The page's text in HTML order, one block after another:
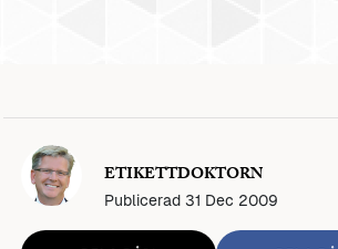
ETIKETTDOKTORN
Publicerad 31 Dec 2009